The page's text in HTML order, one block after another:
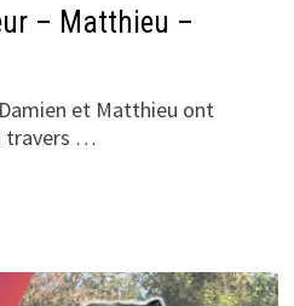
– Matthieu –
et Matthieu ont
travers …